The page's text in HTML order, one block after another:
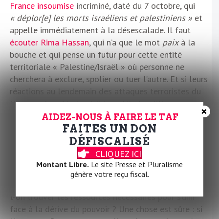
France insoumise incriminé, daté du 7 octobre, qui
« déplor[e] les morts israéliens et palestiniens » et
appelle immédiatement à la désescalade. Il faut
écouter Rima Hassan, qui n’a que le mot paixà la
bouche et qui pense un futur pour cette entité
territoriale « Palestine/Israël » où personne ne
cherchera à exclure, spolier ou tuer l’autre. Et si leurs
réactions au lendemain des attaques terroristes du
Hamas a heurté et mérité un débat politique, en
aucun cas elles ne sauraient souffrir d’une telle
accusation morale d’apologie du terrorisme.
Pourtant, les deux femmes se voient convoquées par
l’institution judiciaire. Il va falloir y apporter une
riposte politique. Et c’est là que la gauche se mord la
t-on trouver les ressources nécessaires pour s’unir
face à la dérive du pouvoir ? Une chose est sûre : si
AIDEZ-NOUS À FAIRE LE TAF
FAITES UN DON
DÉFISCALISÉ
CLIQUEZ ICI
Montant Libre. Le site Presse et Pluralisme
génère votre reçu fiscal.
×